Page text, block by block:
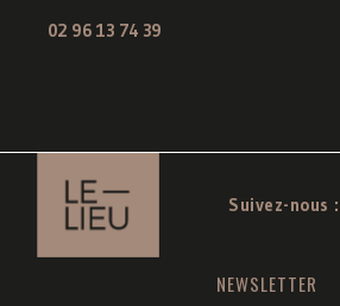
02 96 13 74 39
Suivez-nous :
NEWSLETTER